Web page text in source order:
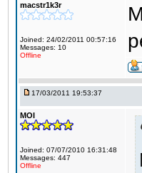
macstr1k3r
Joined: 24/02/2011 00:57:16
Messages: 10
Offline
17/03/2011 19:53:37
MOI
Joined: 07/07/2010 16:31:48
Messages: 447
Offline